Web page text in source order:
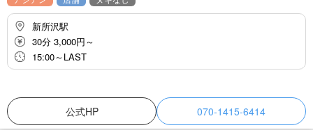
新所沢駅
30分 3,000円～
15:00～LAST
公式HP 070-1415-6414